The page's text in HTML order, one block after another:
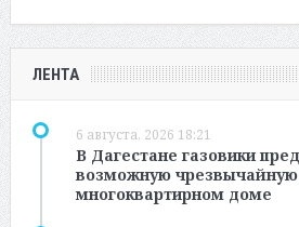
ЛЕНТА
6 августа, 2026 18:21
В Дагестане газовики
возможную чрезвычайную
многоквартирном доме